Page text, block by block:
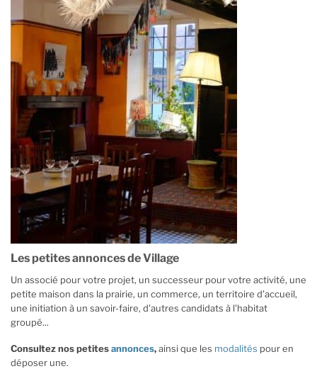
Les petites annonces de Village
Un associé pour votre projet, un successeur pour votre activité, une
petite maison dans la prairie, un commerce, un territoire d'accueil,
une initiation à un savoir-faire, d'autres candidats à l'habitat
groupé...
Consultez nos petitesannonces,ainsi que les modalités pour en
déposer une.